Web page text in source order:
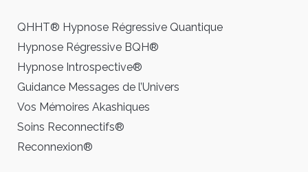
QHHT® Hypnose Régressive Quantique
Hypnose Régressive BQH®
Hypnose Introspective®
Guidance Messages de l’Univers
Vos Mémoires Akashiques
Soins Reconnectifs®
Reconnexion®